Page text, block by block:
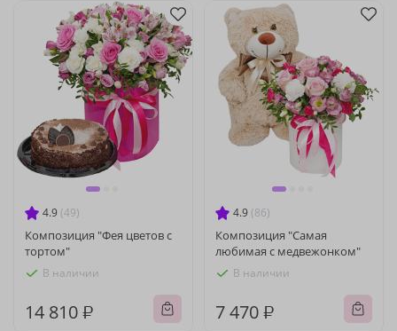
4.9 (49)
Композиция "Фея цветов с
тортом"
В наличии
14 810 ₽
4.9 (86)
Композиция "Самая
любимая с медвежонком"
В наличии
7 470 ₽